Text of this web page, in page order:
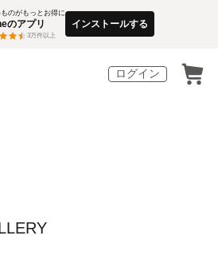
ものがもっとお得に
のアプリ
3万件以上
インストールする
ログイン